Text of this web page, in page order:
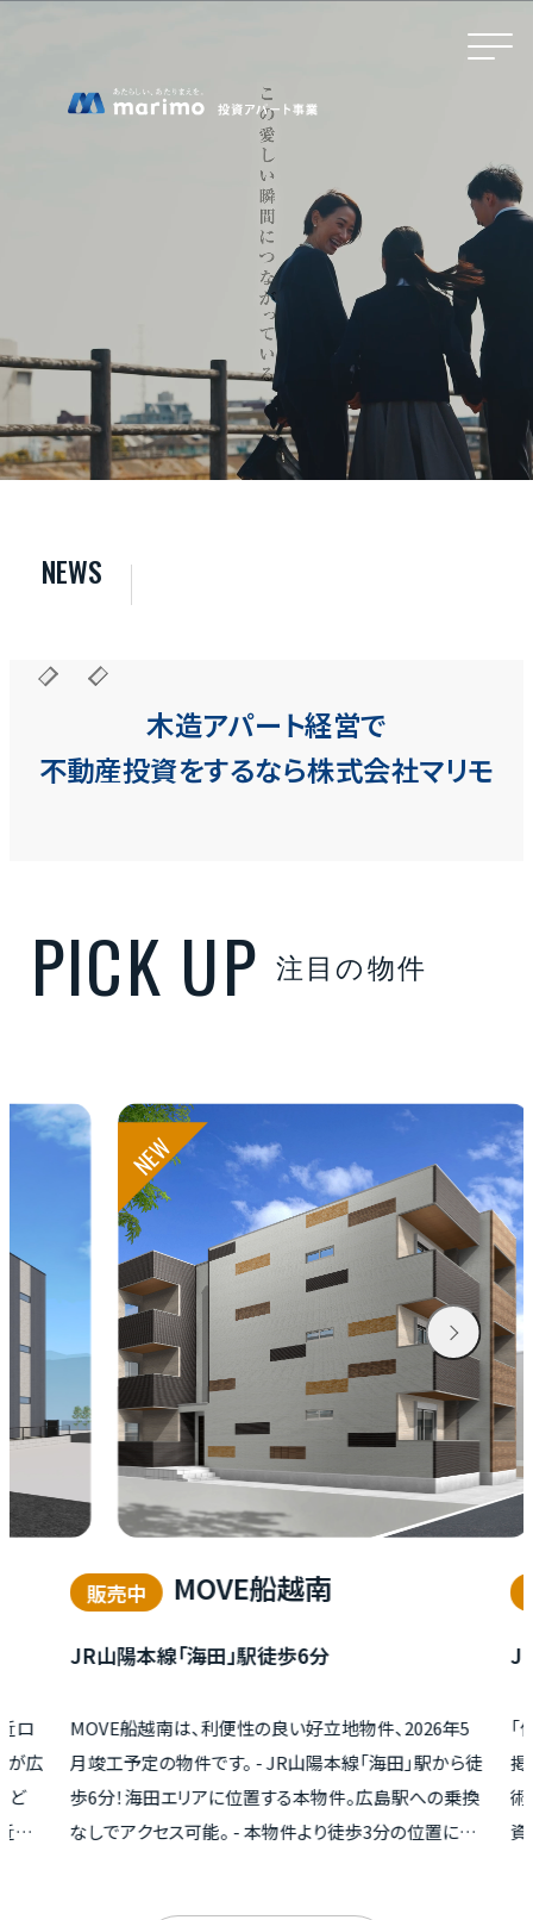
ホーム
MOVEが選ばれる理由
名古屋・大阪・広島エリアの魅力
資料請求はこちら
会社概要
個人情報保護方針
カスタマーハラスメントに関する基本方針
コンテンツポリシー
NEWS
木造アパート経営で
不動産投資をするなら株式会社マリモ
注目の物件
立地物件、2026年5
本線「海田」駅から徒
物件。広島駅への乗換
り徒歩3分の位置にあ
NEW
販売中 MOVE広駅前
JR呉線「広」駅 徒歩5分
「住まいは、ただの箱じゃない」という強い
掲げる「MOVE広駅前」は、その名の通り
術品（Modern Vertu）」を追求した全12
資用アパートです 。JR呉線「広」駅から徒